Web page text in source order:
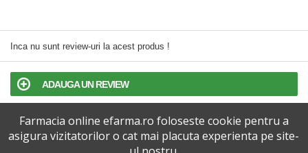
Inca nu sunt review-uri la acest produs !
ADAUGA UN REVIEW
TERMENI SI CONDITII
Farmacia online efarma.ro foloseste cookie pentru a
asigura vizitatorilor o cat mai placuta experienta pe site-